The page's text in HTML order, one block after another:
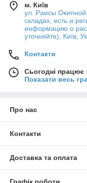
м. Київ
ул. Раисы
складах, есть и
информацию о
уточняйте), Київ,
Контакти
Сьогодні працює
Показати весь
Про нас
Контакти
Доставка та оплата